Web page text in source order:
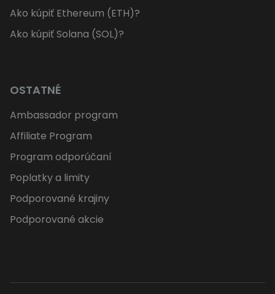
Ako kúpiť Ethereum (ETH)?
Ako kúpiť Solana (SOL)?
OSTATNÉ
Ambassador program
Affiliate Program
Program odporúčaní
Poplatky a limity
Podporované krajiny
Podporované akcie